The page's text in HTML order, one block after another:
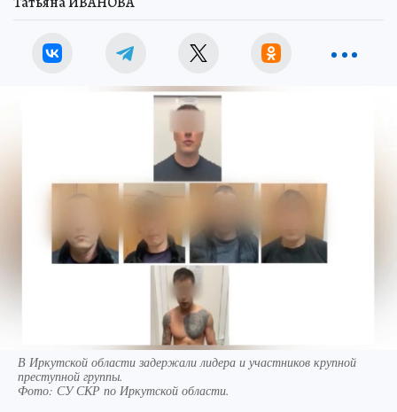
В Иркутской области задержали лидера и участников крупной
преступной группы.
Фото: СУ СКР по Иркутской области.